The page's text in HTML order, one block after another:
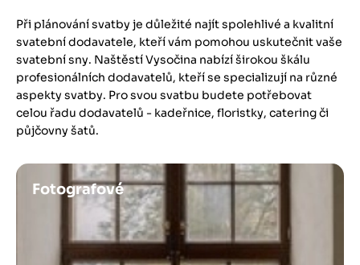
Při plánování svatby je důležité najít spolehlivé a kvalitní
svatební dodavatele, kteří vám pomohou uskutečnit vaše
svatební sny. Naštěstí Vysočina nabízí širokou škálu
profesionálních dodavatelů, kteří se specializují na různé
aspekty svatby. Pro svou svatbu budete potřebovat
celou řadu dodavatelů - kadeřnice, floristky, catering či
půjčovny šatů.
Obrázek
Fotografové